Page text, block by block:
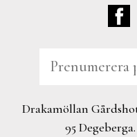
Drakamöllan
95